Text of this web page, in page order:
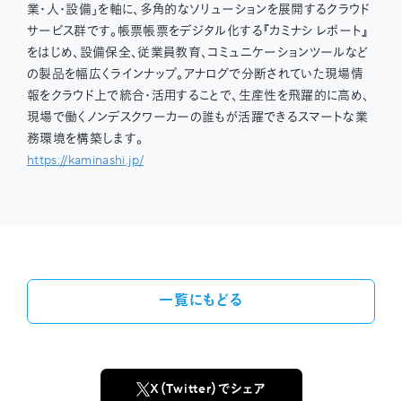
業・人・設備」を軸に、多角的なソリューションを展開するクラウド
サービス群です。帳票帳票をデジタル化する『カミナシ レポート』
をはじめ、設備保全、従業員教育、コミュニケーションツールなど
の製品を幅広くラインナップ。アナログで分断されていた現場情
報をクラウド上で統合・活用することで、生産性を飛躍的に高め、
現場で働くノンデスクワーカーの誰もが活躍できるスマートな業
務環境を構築します。
https://kaminashi.jp/
一覧にもどる
X（Twitter）でシェア